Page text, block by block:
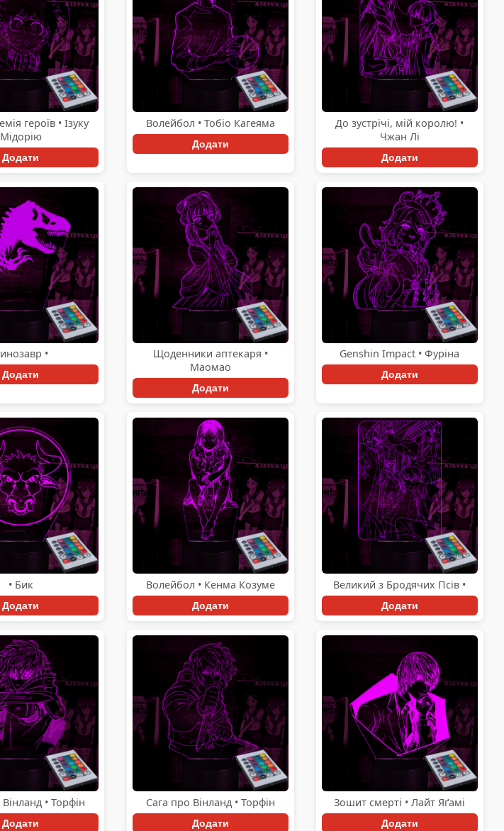
героїв • Ізуку
Мідорію
Додати
Волейбол • Тобіо Кагеяма
Додати
До зустрічі, мій королю! •
Чжан Лі
Додати
•
Додати
Щоденники аптекаря •
Маомао
Додати
Genshin Impact • Фуріна
Додати
• Бик
Додати
Волейбол • Кенма Козуме
Додати
Великий з Бродячих Псів •
Додати
• Торфін
Додати
Сага про Вінланд • Торфін
Додати
Зошит смерті • Лайт Яґамі
Додати